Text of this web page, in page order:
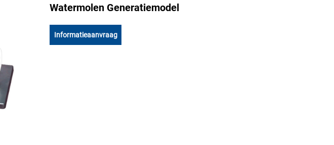
Watermolen Generatiemodel
Informatieaanvraag